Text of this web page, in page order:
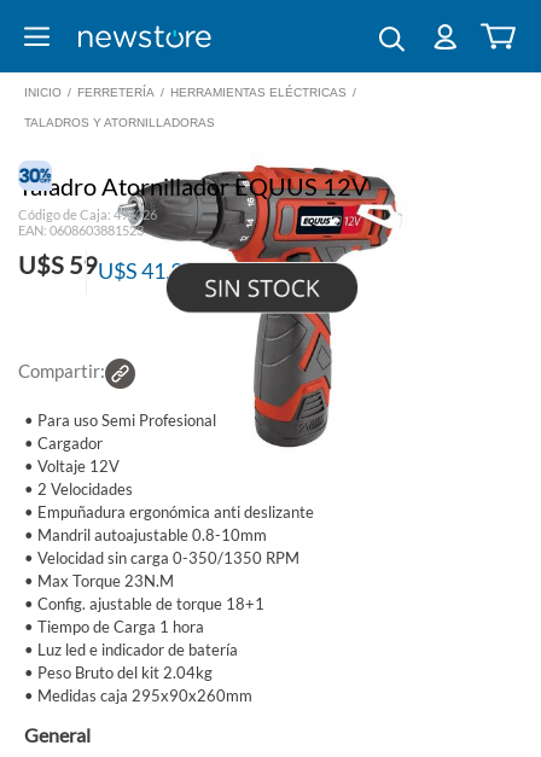
INICIO / FERRETERÍA / HERRAMIENTAS ELÉCTRICAS /
TALADROS Y ATORNILLADORAS
Taladro Atornillador EQUUS 12V
Código de Caja: 497026
EAN: 0608603881523
U$S 59 Suscriptores El País
U$S 41,30
Compartir:
• Para uso Semi Profesional
• Cargador
• Voltaje 12V
• 2 Velocidades
• Empuñadura ergonómica anti deslizante
• Mandril autoajustable 0.8-10mm
• Velocidad sin carga 0-350/1350 RPM
• Max Torque 23N.M
• Config. ajustable de torque 18+1
• Tiempo de Carga 1 hora
• Luz led e indicador de batería
• Peso Bruto del kit 2.04kg
• Medidas caja 295x90x260mm
General